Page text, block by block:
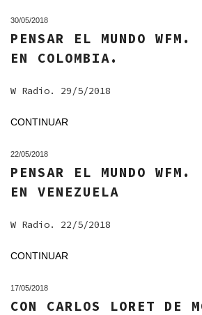
30/05/2018
PENSAR EL MUNDO WFM.
EN COLOMBIA.
W Radio. 29/5/2018
CONTINUAR
22/05/2018
PENSAR EL MUNDO WFM.
EN VENEZUELA
W Radio. 22/5/2018
CONTINUAR
17/05/2018
CON CARLOS LORET DE